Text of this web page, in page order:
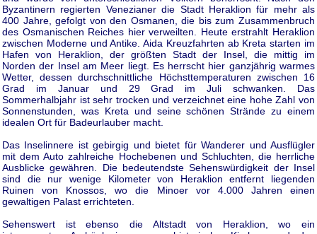
Byzantinern regierten Venezianer die Stadt Heraklion für mehr als
400 Jahre, gefolgt von den Osmanen, die bis zum Zusammenbruch
des Osmanischen Reiches hier verweilten. Heute erstrahlt Heraklion
zwischen Moderne und Antike. Aida Kreuzfahrten ab Kreta starten im
Hafen von Heraklion, der größten Stadt der Insel, die mittig im
Norden der Insel am Meer liegt. Es herrscht hier ganzjährig warmes
Wetter, dessen durchschnittliche Höchsttemperaturen zwischen 16
Grad im Januar und 29 Grad im Juli schwanken. Das
Sommerhalbjahr ist sehr trocken und verzeichnet eine hohe Zahl von
Sonnenstunden, was Kreta und seine schönen Strände zu einem
idealen Ort für Badeurlauber macht.
Das Inselinnere ist gebirgig und bietet für Wanderer und Ausflügler
mit dem Auto zahlreiche Hochebenen und Schluchten, die herrliche
Ausblicke gewähren. Die bedeutendste Sehenswürdigkeit der Insel
sind die nur wenige Kilometer von Heraklion entfernt liegenden
Ruinen von Knossos, wo die Minoer vor 4.000 Jahren einen
gewaltigen Palast errichteten.
Sehenswert ist ebenso die Altstadt von Heraklion, wo ein